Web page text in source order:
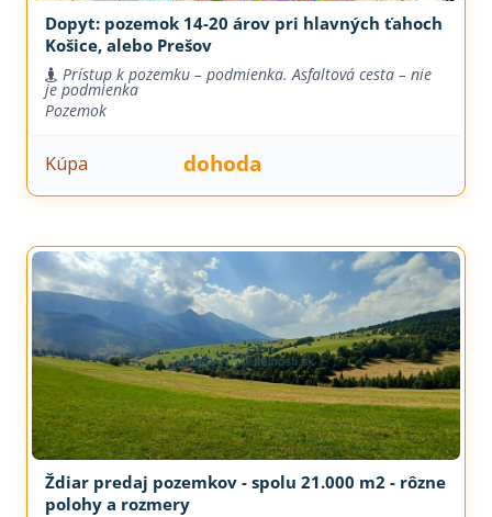
Dopyt: pozemok 14-20 árov pri hlavných ťahoch
Košice, alebo Prešov
Prístup k pozemku – podmienka. Asfaltová cesta – nie
je podmienka
Pozemok
Kúpa dohoda
Ždiar predaj pozemkov - spolu 21.000 m2 - rôzne
polohy a rozmery